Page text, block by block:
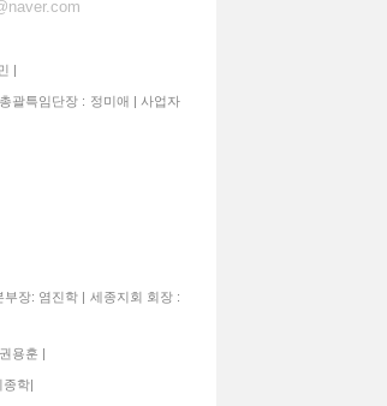
|
괄특임단장 : 정미애 | 사업자
장: 염진학 | 세종지회 회장 :
용훈 |
종학|